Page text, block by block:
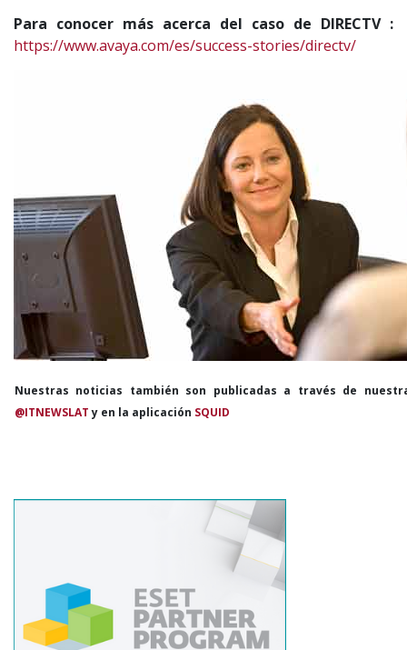
Para conocer más acerca del caso de DIRECTV :
https://www.avaya.com/es/success-stories/directv/
Nuestras noticias también son publicadas a través de
@ITNEWSLATy en la aplicación SQUID